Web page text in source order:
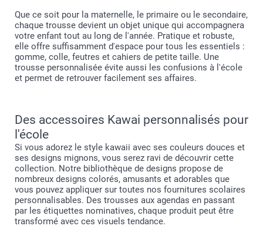
Que ce soit pour la maternelle, le primaire ou le secondaire,
chaque trousse devient un objet unique qui accompagnera
votre enfant tout au long de l'année. Pratique et robuste,
elle offre suffisamment d'espace pour tous les essentiels :
gomme, colle, feutres et cahiers de petite taille. Une
trousse personnalisée évite aussi les confusions à l'école
et permet de retrouver facilement ses affaires.
Des accessoires Kawai personnalisés pour
l'école
Si vous adorez le style kawaii avec ses couleurs douces et
ses designs mignons, vous serez ravi de découvrir cette
collection. Notre bibliothèque de designs propose de
nombreux designs colorés, amusants et adorables que
vous pouvez appliquer sur toutes nos fournitures scolaires
personnalisables. Des trousses aux agendas en passant
par les étiquettes nominatives, chaque produit peut être
transformé avec ces visuels tendance.